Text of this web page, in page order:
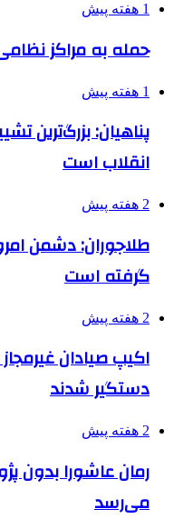
1 هفته پیش
حمله به مراکز
1 هفته پیش
پناهیان: بزرگ‌ترین
انقلاب است
2 هفته پیش
طلاجوران: دشمن
گرفته است
2 هفته پیش
اکیپ صیادان
دستگیر شدند
2 هفته پیش
رمان عاشورا بدون
می‌رسد